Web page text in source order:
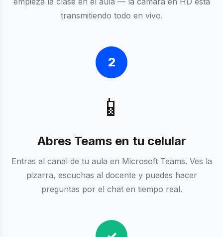
transmitiendo todo en vivo.
2
📱
Abres Teams en tu celular
Entras al canal de tu aula en Microsoft Teams. Ves la
pizarra, escuchas al docente y puedes hacer
preguntas por el chat en tiempo real.